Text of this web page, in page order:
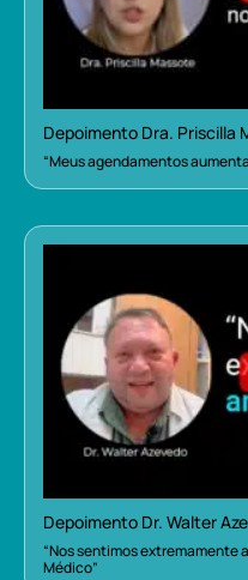
Depoimento Dra. Priscilla
“Meus agendamentos
Depoimento Dr. Walter
“Nos sentimos extremamente
Médico”